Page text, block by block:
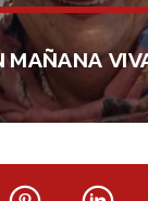
MAÑANA